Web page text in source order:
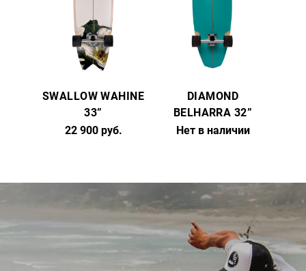
SWALLOW WAHINE
33”
22 900 руб.
DIAMOND
BELHARRA 32”
Нет в наличии